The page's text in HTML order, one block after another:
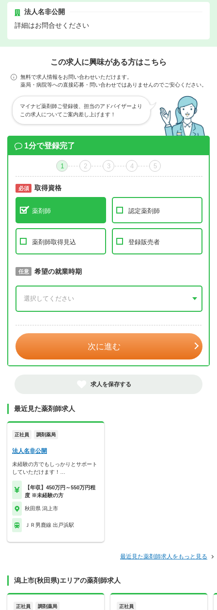
法人名非公開
詳細はお問合せください
この求人に興味がある方はこちら
無料で求人情報をお問い合わせいただけます。
薬局・病院等への直接応募・問い合わせではありませんのでご安心ください。
マイナビ薬剤師ご登録後、担当のアドバイザーより
この求人についてご案内差し上げます！
1分で登録完了
1 2 3 4 5
必須 取得資格
薬剤師 認定薬剤師
薬剤師取得見込 登録販売者
必須 取得予定年
任意 希望の就業時期
次に進む
求人を保存する
最近見た薬剤師求人
正社員 調剤薬局
法人名非公開
未経験の方でもしっかりとサポート
していただけます！…
【年収】450万円～550万円程
度 ※未経験の方
秋田県 潟上市
ＪＲ男鹿線 出戸浜駅
最近見た薬剤師求人をもっと見る
潟上市(秋田県)エリアの薬剤師求人
正社員 調剤薬局 正社員